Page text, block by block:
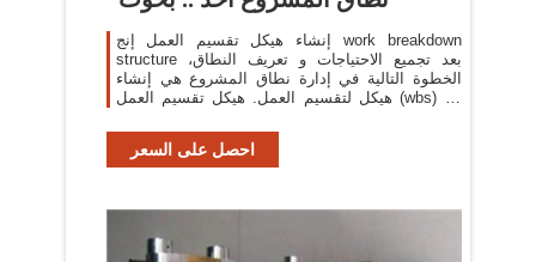
إنشاء هيكل تقسيم العمل إنج work breakdown
structure بعد تجميع الاحتياجات و تعريف النطاق،
الخطوة التالية في إدارة نطاق المشروع هي إنشاء
هيكل لتقسيم العمل. هيكل تقسيم العمل (wbs) هو
احصل على السعر